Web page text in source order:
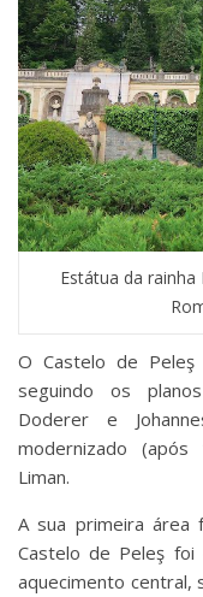
Estátua da rainha
O Castelo de
seguindo os
Doderer e
modernizado
Liman.
A sua primeira área
Castelo de Peleş
aquecimento central,